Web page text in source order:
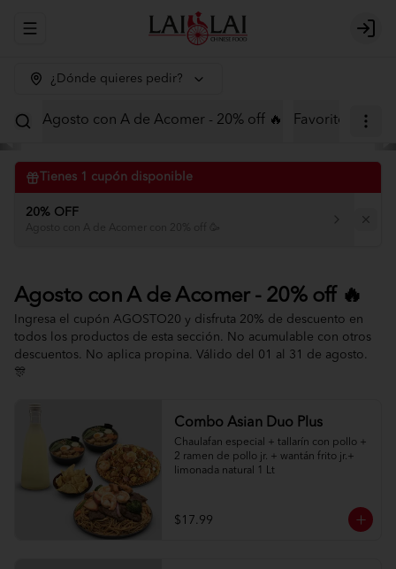
Abrir menu de navegación
¿Dónde quieres pedir?
Agosto con A de Acomer - 20% off 🔥 Favoritos
Tienes 1 cupón disponible
20% OFF
Agosto con A de Acomer con 20% off 🥳
Agosto con A de Acomer - 20% off 🔥
Ingresa el cupón AGOSTO20 y disfruta 20% de descuento en
todos los productos de esta sección. No acumulable con otros
descuentos. No aplica propina. Válido del 01 al 31 de agosto.
🎊
Combo Asian Duo Plus
Chaulafan especial + tallarín con pollo +
2 ramen de pollo jr. + wantán frito jr.+
limonada natural 1 Lt
$17.99